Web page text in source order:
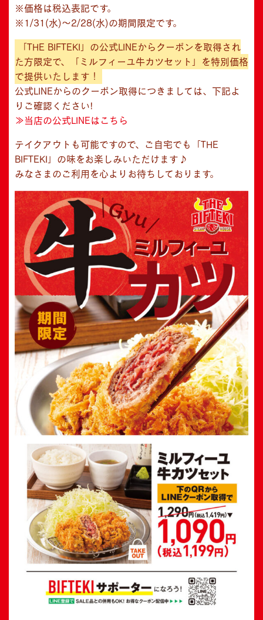
※価格は税込表記です。
※1/31(水)～2/28(水)の期間限定です。
「THE BIFTEKI」の公式LINEからクーポンを取得され
た方限定で、「ミルフィーユ牛カツセット」を特別価格
で提供いたします！
公式LINEからのクーポン取得につきましては、下記よ
りご確認ください!
≫当店の公式LINEはこちら
テイクアウトも可能ですので、ご自宅でも「THE
BIFTEKI」の味をお楽しみいただけます♪
みなさまのご利用を心よりお待ちしております。